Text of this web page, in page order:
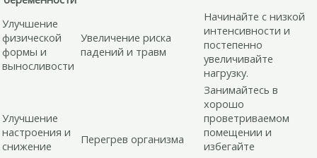
Улучшение
физической
формы и
выносливости
Увеличение риска
падений и травм
Начинайте с низкой
интенсивности и
постепенно
увеличивайте
нагрузку.
Улучшение
настроения и
снижение
Перегрев организма
Занимайтесь в
хорошо
проветриваемом
помещении и
избегайте